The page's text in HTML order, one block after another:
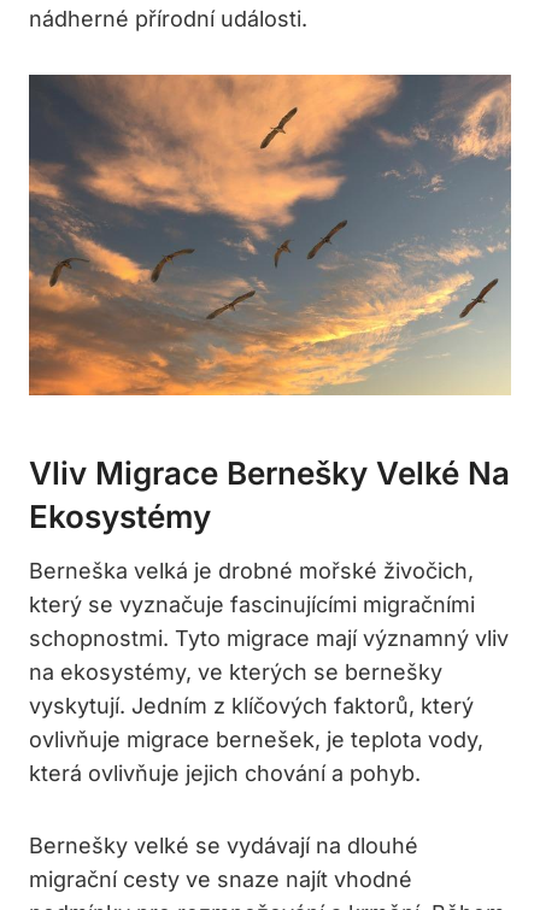
nádherné přírodní události.
Vliv Migrace Bernešky Velké Na
Ekosystémy
Berneška velká je drobné mořské živočich,
který se vyznačuje fascinujícími migračními
schopnostmi. Tyto migrace mají významný vliv
na ekosystémy, ve kterých se bernešky
vyskytují. Jedním z klíčových faktorů, který
ovlivňuje migrace bernešek, je teplota vody,
která ovlivňuje jejich chování a pohyb.
Bernešky velké se vydávají na dlouhé
migrační cesty ve snaze najít vhodné